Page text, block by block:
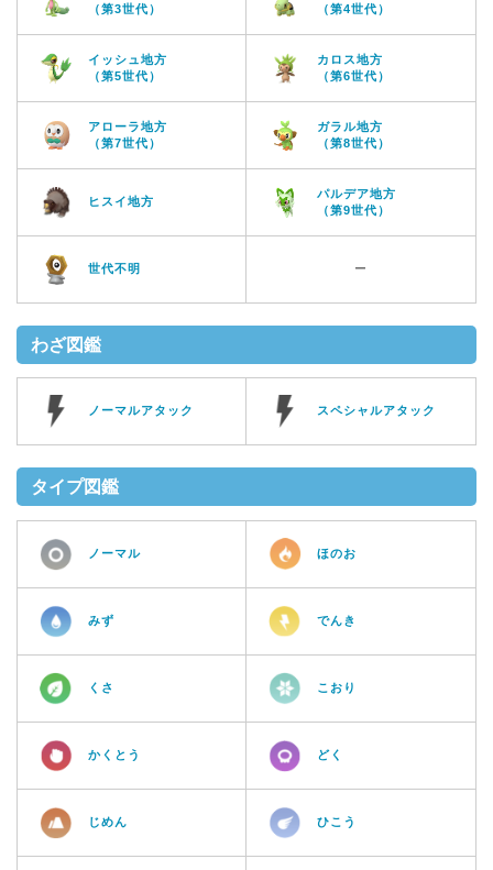
（第3世代）
（第4世代）
イッシュ地方
（第5世代）
カロス地方
（第6世代）
アローラ地方
（第7世代）
ガラル地方
（第8世代）
ヒスイ地方
パルデア地方
（第9世代）
世代不明 ー
わざ図鑑
ノーマルアタック スペシャルアタック
タイプ図鑑
ノーマル ほのお
みず でんき
くさ こおり
かくとう どく
じめん ひこう